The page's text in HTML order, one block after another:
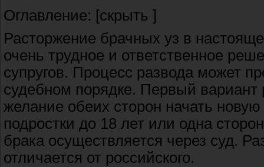
Оглавление: [скрыть ]
Расторжение брачных уз в
очень трудное и ответственное
супругов. Процесс развода может
судебном порядке. Первый вариант
желание обеих сторон начать
подростки до 18 лет или одна
брака осуществляется через суд.
отличается от российского.